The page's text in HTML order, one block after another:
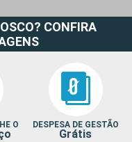
CONFIRA
O DESPESA DE GESTÃO
Grátis